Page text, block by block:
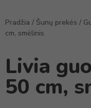
Pradžia / Šunų prekės /
cm, smėlinis
Livia
50 cm,